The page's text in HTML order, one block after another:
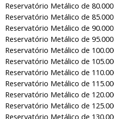
Reservatório Metálico de
Reservatório Metálico de
Reservatório Metálico de
Reservatório Metálico de
Reservatório Metálico de
Reservatório Metálico de
Reservatório Metálico de
Reservatório Metálico de
Reservatório Metálico de
Reservatório Metálico de
Reservatório Metálico de